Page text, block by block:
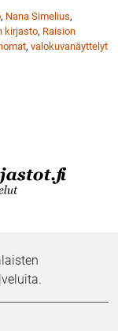
, Nana Simelius,
kirjasto, Raision
, valokuvanäyttelyt